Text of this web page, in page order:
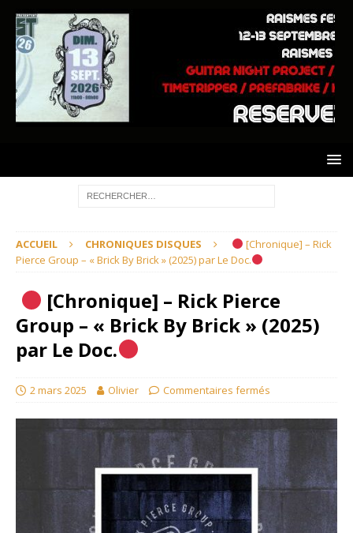
ACCUEIL CHRONIQUES DISQUES
[Chronique] – Rick
Pierce Group – « Brick By Brick » (2025) par Le Doc.
[Chronique] – Rick Pierce
Group – « Brick By Brick » (2025)
par Le Doc.
2 mars 2025 Olivier Commentaires fermés